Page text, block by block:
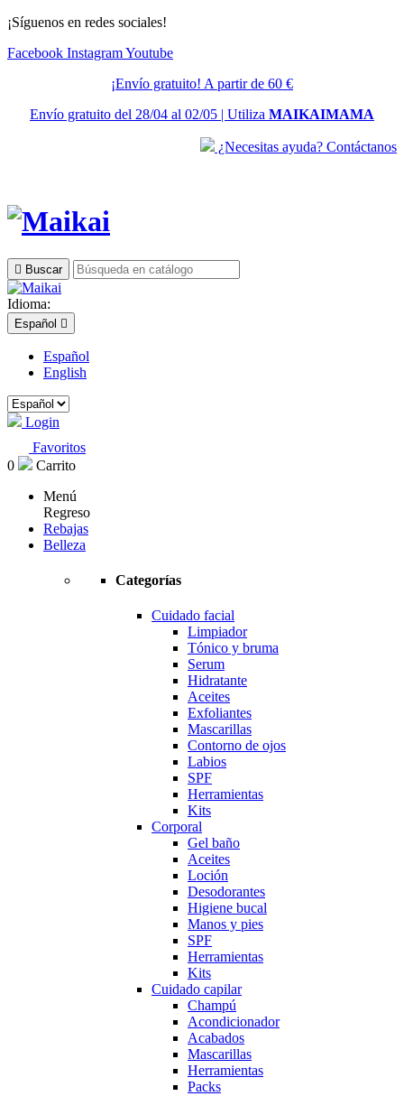
¡Síguenos en redes sociales!
Facebook InstagramYoutube
¡Envío gratuito! A partir de 60 €
Envío gratuito del 28/04 al 02/05 | Utiliza MAIKAIMAMA
¿Necesitas ayuda? Contáctanos
 Buscar
Idioma:
Español 
Español
English
Login
Favoritos
0
Carrito
Menú
Regreso
Rebajas
Belleza
Categorías
Cuidado facial
Limpiador
Tónico y bruma
Serum
Hidratante
Aceites
Exfoliantes
Mascarillas
Contorno de ojos
Labios
SPF
Herramientas
Kits
Corporal
Gel baño
Aceites
Loción
Desodorantes
Higiene bucal
Manos y pies
SPF
Herramientas
Kits
Cuidado capilar
Champú
Acondicionador
Acabados
Mascarillas
Herramientas
Packs